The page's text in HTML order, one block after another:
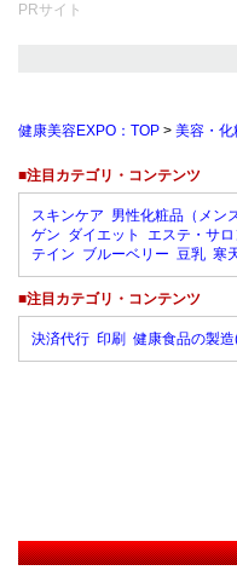
PRサイト
健康美容EXPO：TOP > 美容・化
■注目カテゴリ・コンテンツ
スキンケア 男性化粧品（メン
ゲン ダイエット エステ・サ
テイン ブルーベリー 豆乳 寒
■注目カテゴリ・コンテンツ
決済代行 印刷 健康食品の製